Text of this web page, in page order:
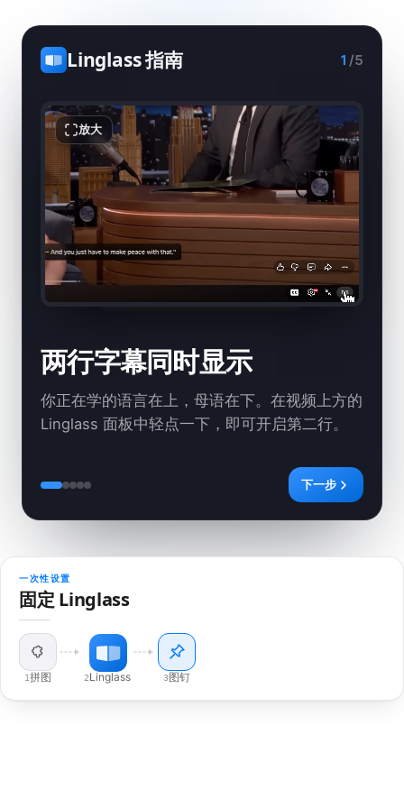
Linglass 指南 1 /5
两行字幕同时显示
你正在学的语言在上，母语在下。在视频上方的
Linglass 面板中轻点一下，即可开启第二行。
放大
1. 两行字幕同时显示
2. 点任意一个词
3. 不只问是什么，还能问为什么
4. 学过的词会回来找你
5. 随时随地学习 下一步
一次性设置
固定 Linglass
1拼图 2Linglass 3图钉